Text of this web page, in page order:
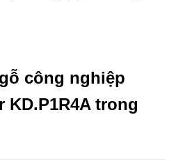
công nghiệp
KD.P1R4A trong